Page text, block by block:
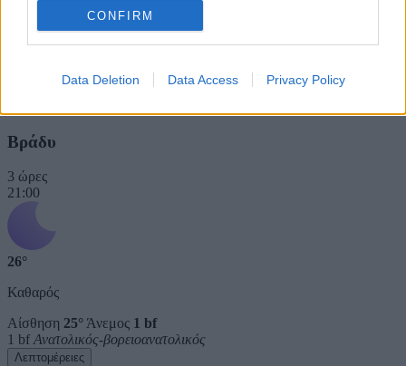
CONFIRM
Data Deletion Data Access Privacy Policy
0 km
32 %
Υετός 0.0 mm/hr
Σημείο δρόσου 0 °C
Βράδυ
3 ώρες
21:00
26°
Καθαρός
Αίσθηση 25°Άνεμος 1 bf
1 bf Ανατολικός-βορειοανατολικός
Λεπτομέρειες